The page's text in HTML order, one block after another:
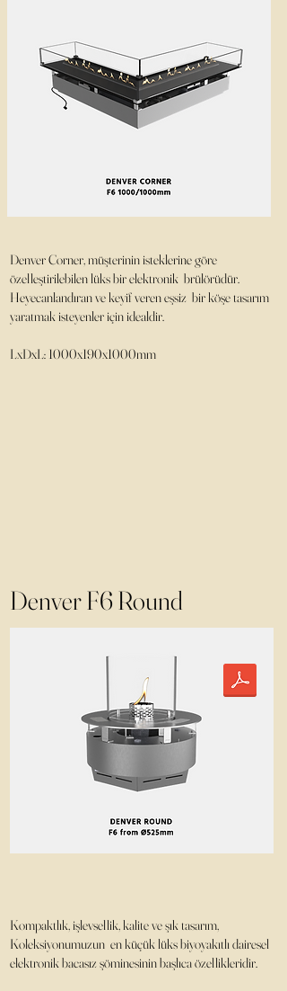
Denver Corner, müşterinin isteklerine göre
özelleştirilebilen lüks bir elektronik brülörüdür.
Heyecanlandıran ve keyif veren eşsiz bir köşe tasarım
yaratmak isteyenler için idealdir.
LxDxL: 1000x190x1000mm
Denver F6 Round
Kompaktlık, işlevsellik, kalite ve şık tasarım,
Koleksiyonumuzun en küçük lüks biyoyakıtlı dairesel
elektronik bacasız şöminesinin başlıca özellikleridir.